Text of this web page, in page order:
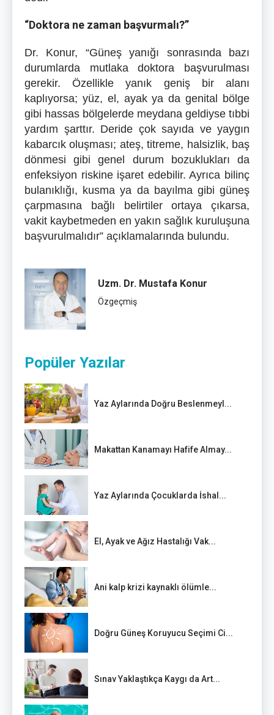
“Doktora ne zaman başvurmalı?”
Dr. Konur, “Güneş yanığı sonrasında bazı
durumlarda mutlaka doktora başvurulması
gerekir. Özellikle yanık geniş bir alanı
kaplıyorsa; yüz, el, ayak ya da genital bölge
gibi hassas bölgelerde meydana geldiyse tıbbi
yardım şarttır. Deride çok sayıda ve yaygın
kabarcık oluşması; ateş, titreme, halsizlik, baş
dönmesi gibi genel durum bozuklukları da
enfeksiyon riskine işaret edebilir. Ayrıca bilinç
bulanıklığı, kusma ya da bayılma gibi güneş
çarpmasına bağlı belirtiler ortaya çıkarsa,
vakit kaybetmeden en yakın sağlık kuruluşuna
başvurulmalıdır” açıklamalarında bulundu.
Uzm. Dr. Mustafa Konur
Özgeçmiş
Popüler Yazılar
Yaz Aylarında Doğru Beslenmeyl...
Makattan Kanamayı Hafife Almay...
Yaz Aylarında Çocuklarda İshal...
El, Ayak ve Ağız Hastalığı Vak...
Ani kalp krizi kaynaklı ölümle...
Doğru Güneş Koruyucu Seçimi Ci...
Sınav Yaklaştıkça Kaygı da Art...